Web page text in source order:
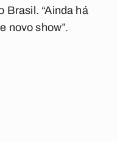
Brasil. “Ainda há
novo show”.